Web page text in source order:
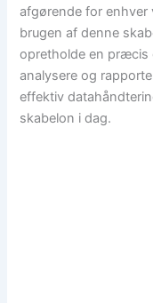
afgørende for enhver
brugen af denne
opretholde en præcis
analysere og
effektiv
skabelon i dag.